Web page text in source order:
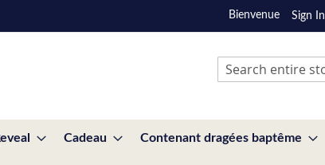
Bienvenue Sign In
Search
Cadeau Contenant dragées baptême